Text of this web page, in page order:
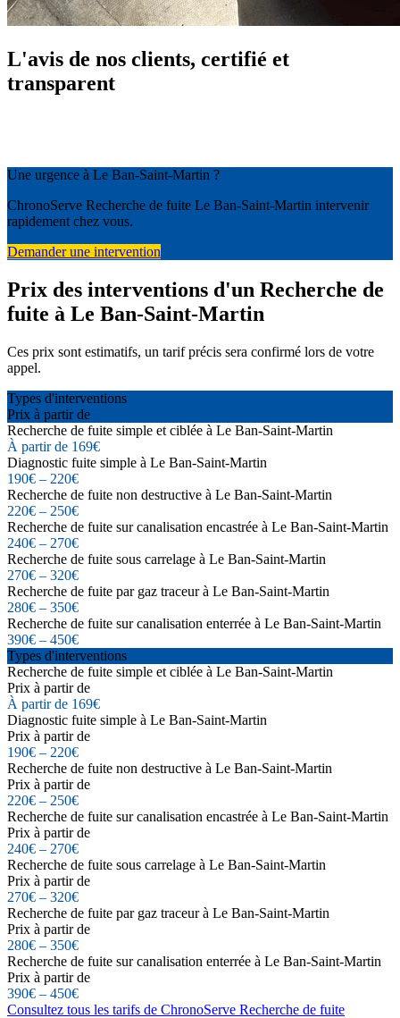
L'avis de nos clients, certifié et
transparent
Une urgence à Le Ban-Saint-Martin ?
ChronoServe Recherche de fuite Le Ban-Saint-Martin intervenir
rapidement chez vous.
Demander une intervention
Prix des interventions d'un Recherche de
fuite à Le Ban-Saint-Martin
Ces prix sont estimatifs, un tarif précis sera confirmé lors de votre
appel.
Types d'interventions
Prix à partir de
Recherche de fuite simple et ciblée à Le Ban-Saint-Martin
À partir de 169€
Diagnostic fuite simple à Le Ban-Saint-Martin
190€ – 220€
Recherche de fuite non destructive à Le Ban-Saint-Martin
220€ – 250€
Recherche de fuite sur canalisation encastrée à Le Ban-Saint-Martin
240€ – 270€
Recherche de fuite sous carrelage à Le Ban-Saint-Martin
270€ – 320€
Recherche de fuite par gaz traceur à Le Ban-Saint-Martin
280€ – 350€
Recherche de fuite sur canalisation enterrée à Le Ban-Saint-Martin
390€ – 450€
Types d'interventions
Recherche de fuite simple et ciblée à Le Ban-Saint-Martin
Prix à partir de
À partir de 169€
Diagnostic fuite simple à Le Ban-Saint-Martin
Prix à partir de
190€ – 220€
Recherche de fuite non destructive à Le Ban-Saint-Martin
Prix à partir de
220€ – 250€
Recherche de fuite sur canalisation encastrée à Le Ban-Saint-Martin
Prix à partir de
240€ – 270€
Recherche de fuite sous carrelage à Le Ban-Saint-Martin
Prix à partir de
270€ – 320€
Recherche de fuite par gaz traceur à Le Ban-Saint-Martin
Prix à partir de
280€ – 350€
Recherche de fuite sur canalisation enterrée à Le Ban-Saint-Martin
Prix à partir de
390€ – 450€
Consultez tous les tarifs de ChronoServe Recherche de fuite